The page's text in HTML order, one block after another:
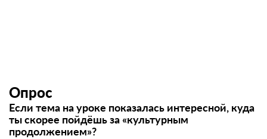
Опрос
Если тема на уроке показалась интересной, куда
ты скорее пойдёшь за «культурным
продолжением»?